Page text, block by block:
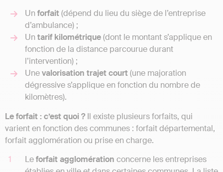
Un forfait(dépend du lieu du siège de l’entreprise
d’ambulance) ;
Un tarif kilométrique(dont le montant s’applique en
fonction de la distance parcourue durant
l’intervention) ;
Unevalorisation trajet court(une majoration
dégressive s’applique en fonction du nombre de
kilomètres).
Le forfait : c’est quoi ? Il existe plusieurs forfaits, qui
varient en fonction des communes : forfait départemental,
forfait agglomération ou prise en charge.
Leforfait agglomération concerne les entreprises